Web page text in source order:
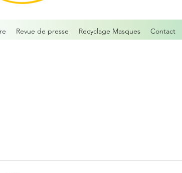
Revue de presse Recyclage Masques Contact